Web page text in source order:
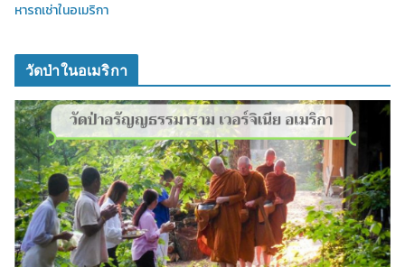
หารถเช่าในอเมริกา
วัดป่าในอเมริกา